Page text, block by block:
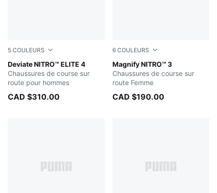
5 COULEURS
Deviate NITRO™ ELITE 4
PUMA White-Chambray Blue-Persian Blue
Chaussures de course sur
route pour hommes
CAD $310.00
6 COULEURS
Magnify NITRO™ 3
Lilac Crush-Sage Frost
Chaussures de course sur
route Femme
CAD $190.00